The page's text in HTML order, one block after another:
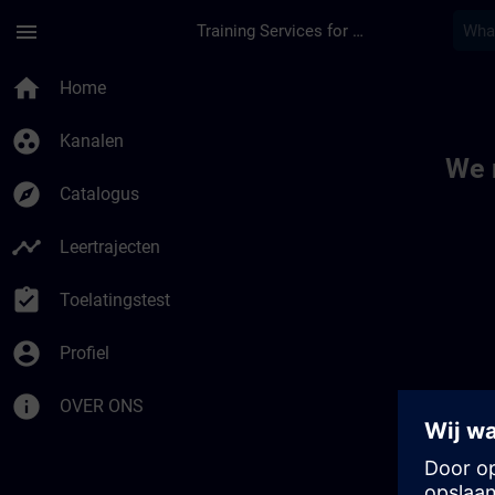
menu Training Services for Digital Industries
home Home
group_work Kanalen
explore Catalogus
timeline Leertrajecten
assignment_turned_in Toelatingstest
account_circle Profiel
info OVER ONS
We